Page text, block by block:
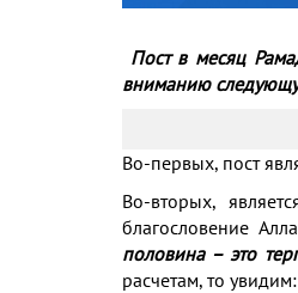
Пост в месяц
вниманию
Во-первых, пост
Во-вторых,
благословение
половина – это
расчетам, то